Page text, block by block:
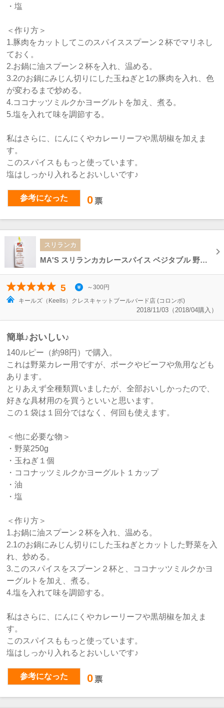
・塩
＜作り方＞
1.豚肉をカットしてこのスパイススプーン２杯でマリネし
ておく。
2.お鍋に油スプーン２杯を入れ、温める。
3.2のお鍋にみじん切りにした玉ねぎと1の豚肉を入れ、色
が変わるまで炒める。
4.ココナッツミルクかヨーグルトを加え、煮る。
5.塩を入れて味を調節する。
私はさらに、にんにくやカレーリーフや黒胡椒を加えま
す。
このスパイスももっと使っています。
塩はしっかり入れるとおいしいです♪
参考になった 0 票
スリランカ
MA'S スリランカカレースパイス ベジタブル 野菜 HOT CURRY Sri Lankan Curry Spice
5
～300円
キールズ（Keells）クレスキャットブールバード店 (コロンボ)
2018/11/03（2018/04購入）
簡単♪おいしい♪
140ルピー（約98円）で購入。
これは野菜カレー用ですが、ポークやビーフや魚用なども
あります。
とりあえず全種類買いましたが、全部おいしかったので、
好きな具材用のを買うといいと思います。
この１袋は１回分ではなく、何回も使えます。
＜他に必要な物＞
・野菜250g
・玉ねぎ１個
・ココナッツミルクかヨーグルト１カップ
・油
・塩
＜作り方＞
1.お鍋に油スプーン２杯を入れ、温める。
2.1のお鍋にみじん切りにした玉ねぎとカットした野菜を入
れ、炒める。
3.このスパイスをスプーン２杯と、ココナッツミルクかヨ
ーグルトを加え、煮る。
4.塩を入れて味を調節する。
私はさらに、にんにくやカレーリーフや黒胡椒を加えま
す。
このスパイスももっと使っています。
塩はしっかり入れるとおいしいです♪
参考になった 0 票